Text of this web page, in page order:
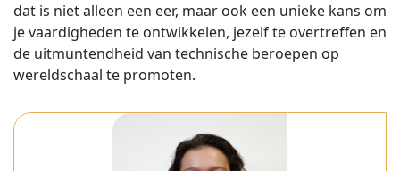
dat is niet alleen een eer, maar ook een unieke kans om
je vaardigheden te ontwikkelen, jezelf te overtreffen en
de uitmuntendheid van technische beroepen op
wereldschaal te promoten.